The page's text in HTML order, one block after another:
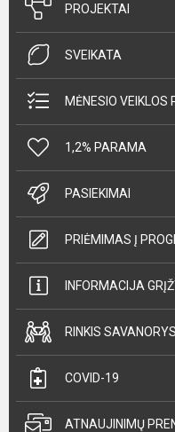
PROJEKTAI
SVEIKATA
MĖNESIO VEIKLOS
1,2% PARAMA
PASIEKIMAI
PRIĖMIMAS Į
INFORMACIJA
RINKIS
COVID-19
ATNAUJINIMŲ